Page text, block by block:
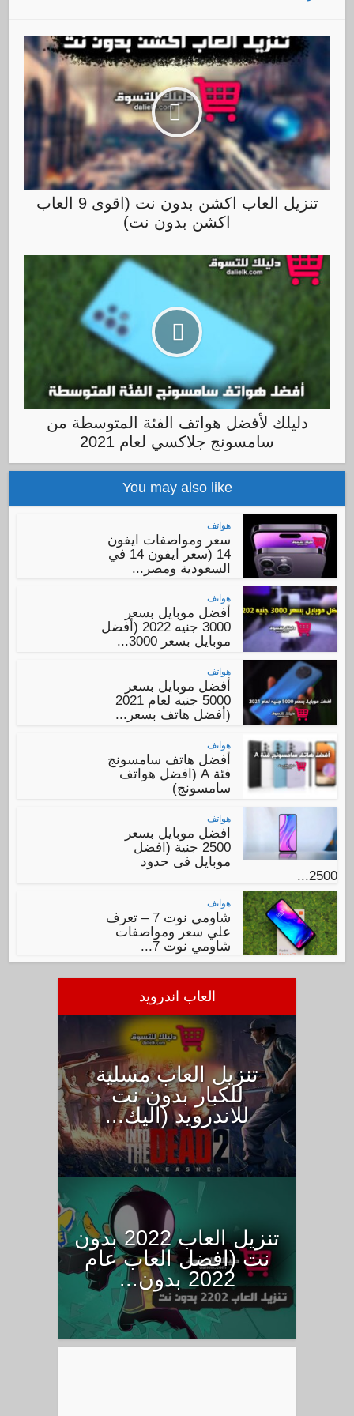
تنزيل العاب اكشن بدون نت (اقوى 9 العاب
اكشن بدون نت)
دليلك لأفضل هواتف الفئة المتوسطة من
سامسونج جلاكسي لعام 2021
You may also like
هواتف
سعر ومواصفات ايفون
14 (سعر ايفون 14 في
السعودية ومصر...
هواتف
أفضل موبايل بسعر
3000 جنيه 2022 (أفضل
موبايل بسعر 3000...
هواتف
أفضل موبايل بسعر
5000 جنيه لعام 2021
(أفضل هاتف بسعر...
هواتف
أفضل هاتف سامسونج
فئة A (افضل هواتف
سامسونج)
هواتف
افضل موبايل بسعر
2500 جنية (افضل
موبايل فى حدود
2500...
هواتف
شاومي نوت 7 – تعرف
علي سعر ومواصفات
شاومي نوت 7...
العاب اندرويد
تنزيل العاب مسلية
للكبار بدون نت
للاندرويد (اليك...
تنزيل العاب 2022 بدون
نت (افضل العاب عام
2022 بدون...